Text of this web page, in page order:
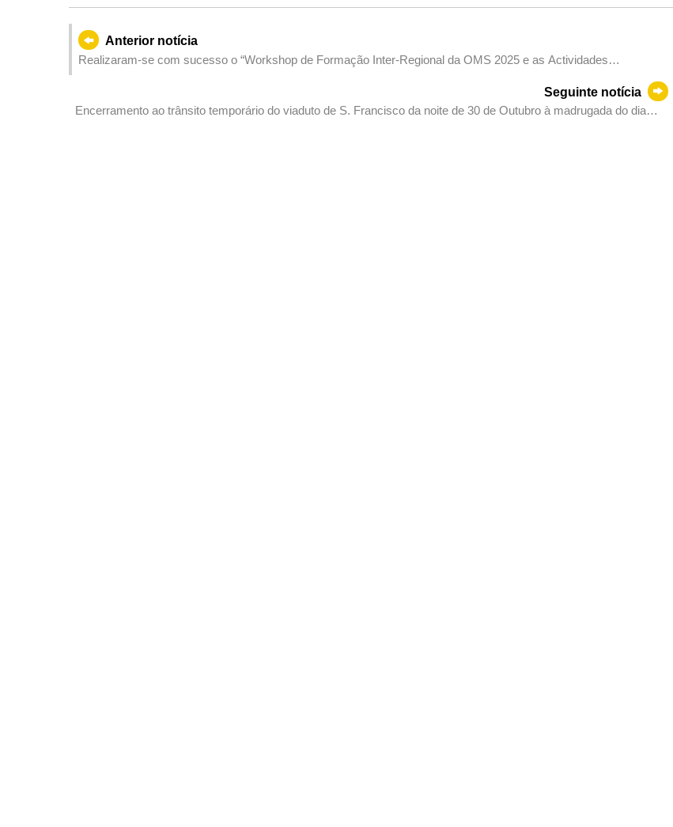
Anterior notícia
Realizaram-se com sucesso o “Workshop de Formação Inter-Regional da OMS 2025 e as Actividades
Seguinte notícia
Encerramento ao trânsito temporário do viaduto de S. Francisco da noite de 30 de Outubro à madrugada do dia